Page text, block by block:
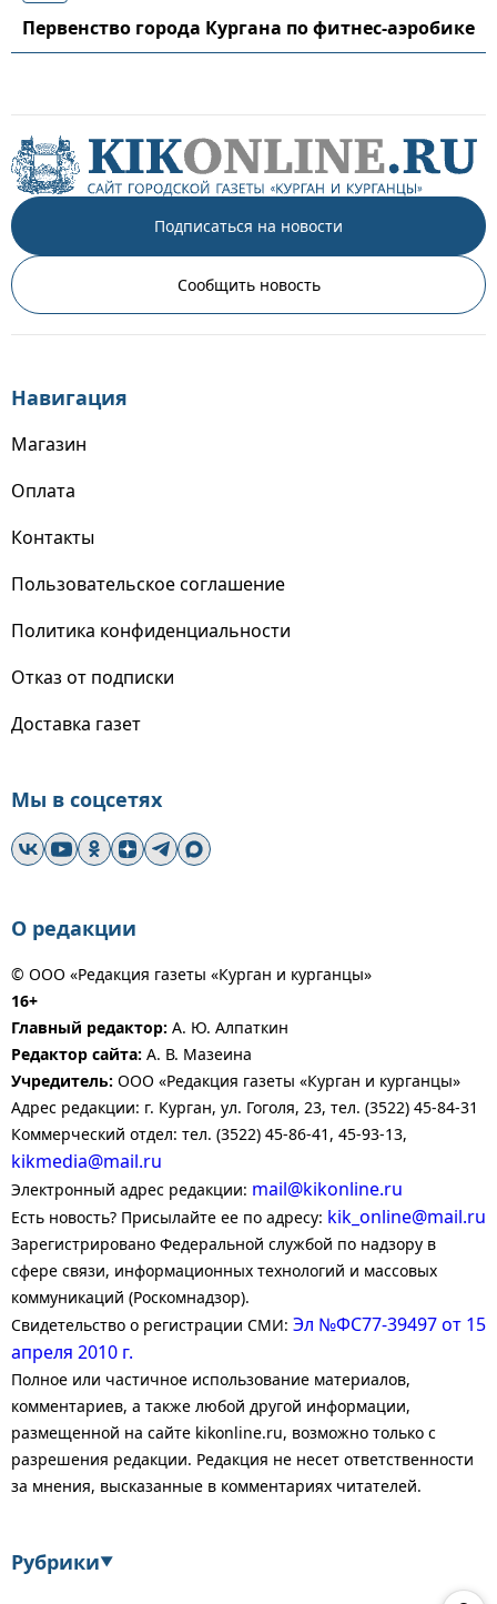
Первенство города Кургана по фитнес-аэробике
Подписаться на новости
Сообщить новость
Навигация
Магазин
Оплата
Контакты
Пользовательское соглашение
Политика конфиденциальности
Отказ от подписки
Доставка газет
Мы в соцсетях
О редакции
© ООО «Редакция газеты «Курган и курганцы»
16+
Главный редактор: А. Ю. Алпаткин
Редактор сайта: А. В. Мазеина
Учредитель: ООО «Редакция газеты «Курган и курганцы»
Адрес редакции: г. Курган, ул. Гоголя, 23, тел. (3522) 45-84-31
Коммерческий отдел: тел. (3522) 45-86-41, 45-93-13,
kikmedia@mail.ru
Электронный адрес редакции: mail@kikonline.ru
Есть новость? Присылайте ее по адресу: kik_online@mail.ru
Зарегистрировано Федеральной службой по надзору в
сфере связи, информационных технологий и массовых
коммуникаций (Роскомнадзор).
Свидетельство о регистрации СМИ: Эл №ФС77-39497 от 15
апреля 2010 г.
Полное или частичное использование материалов,
комментариев, а также любой другой информации,
размещенной на сайте kikonline.ru, возможно только с
разрешения редакции. Редакция не несет ответственности
за мнения, высказанные в комментариях читателей.
Рубрики▼